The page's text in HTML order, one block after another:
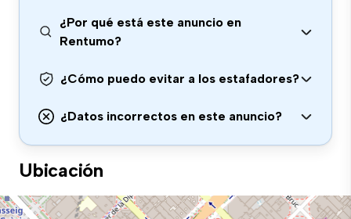
¿Por qué está este anuncio en
Rentumo?
¿Cómo puedo evitar a los estafadores?
¿Datos incorrectos en este anuncio?
Ubicación